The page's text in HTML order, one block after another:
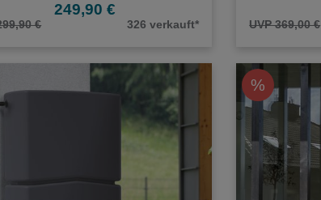
249,90 €
€ 326 verkauft* UVP 369,00 €
%